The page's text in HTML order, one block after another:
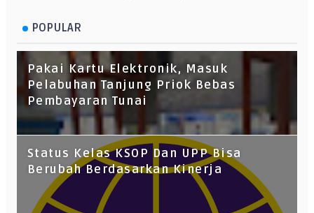
POPULAR
Pakai Kartu Elektronik, Masuk
Pelabuhan Tanjung Priok Bebas
Pembayaran Tunai
Status Kelas KSOP Dan UPP Bisa
Berubah Berdasarkan Kinerja